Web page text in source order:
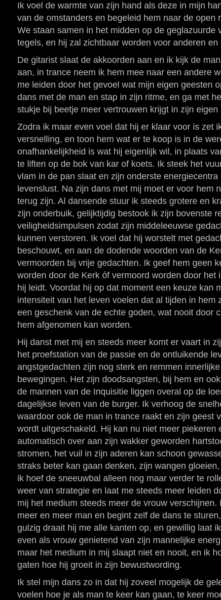
Ik voel de warmte van zijn hand als deze in mijn
van de omstanders en begeleid hem naar de open
We staan samen in het midden op de geglazuurde
tegels, en hij zal zichtbaar worden voor anderen
De gitarist slaat de akkoorden aan en ik kijk de
aan, in trance neem ik hem mee naar een andere
me leiden door het gevoel wat mijn eigen geesten
dans met de man en stap in zijn ritme, en ga met
stukje bij beetje meer vertrouwen krijgt in zijn eigen
Zodra ik maar even voel dat hij er klaar voor is zet
versnelling, en toon hem wat er te koop is in de
onafhankelijkheid is wat hij eigenlijk wil, in plaats
te liften op de bok van kar of koets. Ik steek het
vlam in de pan slaat en zijn onderste
levenslust. Na zijn dans met mij moet er voor hem
terug zijn. Al dansende stuur ik steeds grotere en
zijn onderbuik, gelijktijdig bestook ik zijn bovenste
veiligheidsimpulsen zodat zijn middeleeuwse
kunnen verstoren. Ik voel dat hij worstelt met
beschouwt, en aan de dodende woorden van de
vermoorden bij vrije gedachten. Ik geef hem geen
worden door de Kerk óf vermoord worden door het
hij leidt. Voordat hij op dat moment een keuze kan
intensiteit van het leven voelen dat al tijden in hem
een geschenk van de echte goden, wat nooit door
hem afgenomen kan worden.
Hij danst met mij en steeds meer komt er vaart in
het proefstation van de passie en de ontluikende
angstgedachten zijn nog sterk en remmen
bewegingen. Het zijn doodsangsten, bij hem en
de mannen van de Inquisitie liggen overal op de
dagelijkse leven van de burger. Ik verhoog de
waardoor ook de man in trance raakt en zijn geest
wordt uitgeschakeld. Hij kan nu niet meer piekeren
automatisch over aan zijn wakker geworden
stromen, het vuil in zijn aderen kan schoon
straks beter kan gaan denken, zijn wangen
ik hoef de sneeuwbal alleen nog maar verder te
weer van strategie en laat me steeds meer leiden
mij het medium steeds meer de vrouw verschijnen.
meer en meer man en begint zelf de dans te
gulzig draait hij me alle kanten op, en gewillig laat
even als vrouw genietend van zijn mannelijke
maar het medium in mij slaapt niet en nooit, en ik
gaten hoe hij groeit in zijn bewustwording.
Ik stel mijn dans zo in dat hij zoveel mogelijk de
voelen hoe je als man te keer kan gaan, te keer